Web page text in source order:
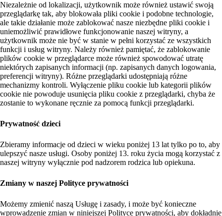
Niezależnie od lokalizacji, użytkownik może również ustawić swoją
przeglądarkę tak, aby blokowała pliki cookie i podobne technologie,
ale takie działanie może zablokować nasze niezbędne pliki cookie i
uniemożliwić prawidłowe funkcjonowanie naszej witryny, a
użytkownik może nie być w stanie w pełni korzystać ze wszystkich
funkcji i usług witryny. Należy również pamiętać, że zablokowanie
plików cookie w przeglądarce może również spowodować utratę
niektórych zapisanych informacji (np. zapisanych danych logowania,
preferencji witryny). Różne przeglądarki udostępniają różne
mechanizmy kontroli. Wyłączenie pliku cookie lub kategorii plików
cookie nie powoduje usunięcia pliku cookie z przeglądarki, chyba że
zostanie to wykonane ręcznie za pomocą funkcji przeglądarki.
Prywatność dzieci
Zbieramy informacje od dzieci w wieku poniżej 13 lat tylko po to, aby
ulepszyć nasze usługi. Osoby poniżej 13. roku życia mogą korzystać z
naszej witryny wyłącznie pod nadzorem rodzica lub opiekuna.
Zmiany w naszej Polityce prywatności
Możemy zmienić naszą Usługę i zasady, i może być konieczne
wprowadzenie zmian w niniejszej Polityce prywatności, aby dokładnie